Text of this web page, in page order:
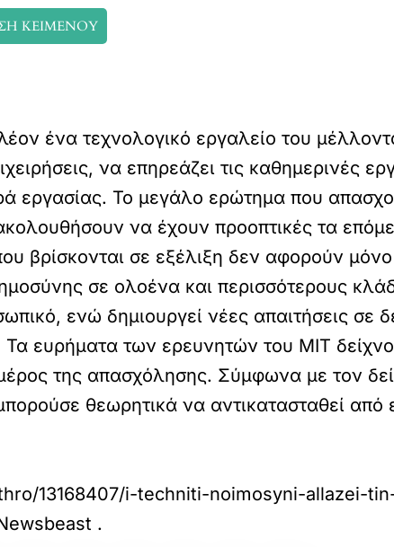
ΚΕΙΜΕΝΟΥ
ένα τεχνολογικό εργαλείο του
να επηρεάζει τις καθημερινές
εργασίας. Το μεγάλο ερώτημα που
να έχουν προοπτικές τα
βρίσκονται σε εξέλιξη δεν αφορούν
σε ολοένα και περισσότερους
ενώ δημιουργεί νέες απαιτήσεις σε
ευρήματα των ερευνητών του MIT
της απασχόλησης. Σύμφωνα με τον
θεωρητικά να αντικατασταθεί
13168407/i-techniti-noimosyni-allazei-
.